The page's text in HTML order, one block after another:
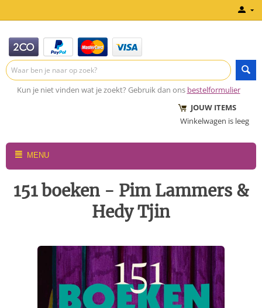
Kun je niet vinden wat je zoekt? Gebruik dan ons bestelformulier
JOUW ITEMS
Winkelwagen is leeg
MENU
151 boeken - Pim Lammers &
Hedy Tjin